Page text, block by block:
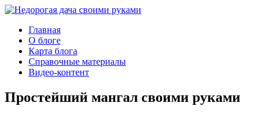
Главная
О блоге
Карта блога
Справочные материалы
Видео-контент
Простейший мангал своими руками